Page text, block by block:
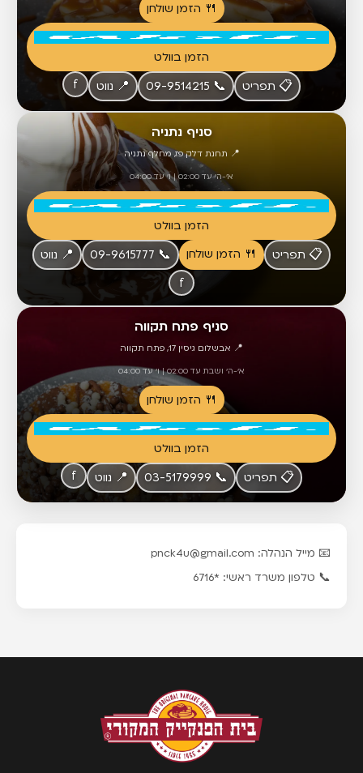
🍴 הזמן שולחן
הזמן בוולט
📋 תפריט
📞 09-9514215 📍 נווט f
סניף נתניה
📍 תחנת דלק פז, מחלף נתניה
א'-ה' עד 02:00 | ו' עד 04:00
הזמן בוולט
📋 תפריט
🍴 הזמן שולחן 📞 09-9615777
📍 נווט
f
סניף פתח תקווה
📍 אבשלום גיסין 17, פתח תקווה
א'-ה' ושבת עד 02:00 | ו' עד 04:00
🍴 הזמן שולחן
הזמן בוולט
📋 תפריט
📞 03-5179999 📍 נווט f
📧 מייל הנהלה: pnck4u@gmail.com
📞 טלפון משרד ראשי: *6716